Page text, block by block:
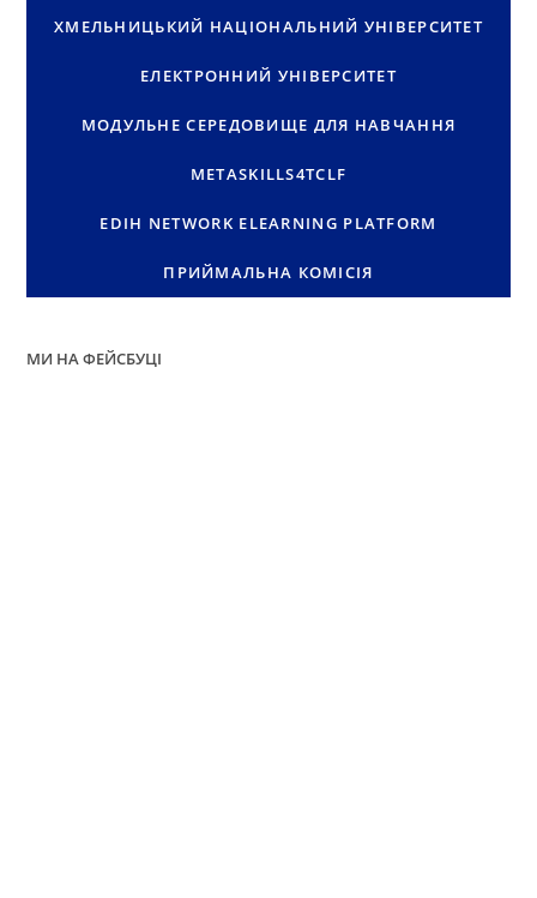
ХМЕЛЬНИЦЬКИЙ НАЦІОНАЛЬНИЙ УНІВЕРСИТЕТ
ЕЛЕКТРОННИЙ УНІВЕРСИТЕТ
МОДУЛЬНЕ СЕРЕДОВИЩЕ ДЛЯ НАВЧАННЯ
METASKILLS4TCLF
EDIH NETWORK ELEARNING PLATFORM
ПРИЙМАЛЬНА КОМІСІЯ
МИ НА ФЕЙСБУЦІ